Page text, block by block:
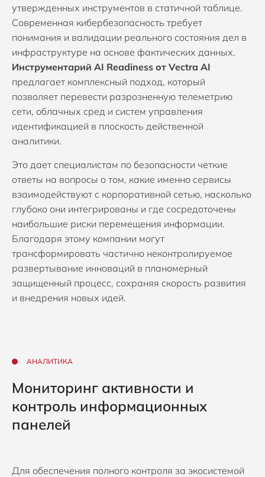
утвержденных инструментов в статичной таблице.
Современная кибербезопасность требует
понимания и валидации реального состояния дел в
инфраструктуре на основе фактических данных.
Инструментарий AI Readiness от Vectra AI
предлагает комплексный подход, который
позволяет перевести разрозненную телеметрию
сети, облачных сред и систем управления
идентификацией в плоскость действенной
аналитики.
Это дает специалистам по безопасности четкие
ответы на вопросы о том, какие именно сервисы
взаимодействуют с корпоративной сетью, насколько
глубоко они интегрированы и где сосредоточены
наибольшие риски перемещения информации.
Благодаря этому компании могут
трансформировать частично неконтролируемое
развертывание инноваций в планомерный
защищенный процесс, сохраняя скорость развития
и внедрения новых идей.
АНАЛИТИКА
Мониторинг активности и
контроль информационных
панелей
Для обеспечения полного контроля за экосистемой